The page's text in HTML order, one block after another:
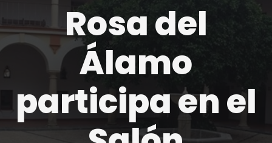
Rosa del
Álamo
participa en el